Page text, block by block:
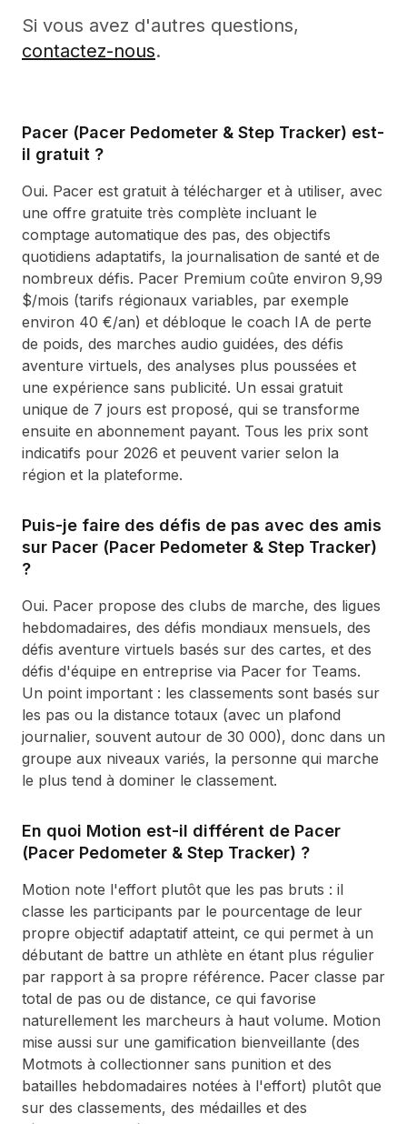
Si vous avez d'autres questions,
contactez-nous.
Pacer (Pacer Pedometer & Step Tracker) est-
il gratuit ?
Oui. Pacer est gratuit à télécharger et à utiliser, avec
une offre gratuite très complète incluant le
comptage automatique des pas, des objectifs
quotidiens adaptatifs, la journalisation de santé et de
nombreux défis. Pacer Premium coûte environ 9,99
$/mois (tarifs régionaux variables, par exemple
environ 40 €/an) et débloque le coach IA de perte
de poids, des marches audio guidées, des défis
aventure virtuels, des analyses plus poussées et
une expérience sans publicité. Un essai gratuit
unique de 7 jours est proposé, qui se transforme
ensuite en abonnement payant. Tous les prix sont
indicatifs pour 2026 et peuvent varier selon la
région et la plateforme.
Puis-je faire des défis de pas avec des amis
sur Pacer (Pacer Pedometer & Step Tracker)
?
Oui. Pacer propose des clubs de marche, des ligues
hebdomadaires, des défis mondiaux mensuels, des
défis aventure virtuels basés sur des cartes, et des
défis d'équipe en entreprise via Pacer for Teams.
Un point important : les classements sont basés sur
les pas ou la distance totaux (avec un plafond
journalier, souvent autour de 30 000), donc dans un
groupe aux niveaux variés, la personne qui marche
le plus tend à dominer le classement.
En quoi Motion est-il différent de Pacer
(Pacer Pedometer & Step Tracker) ?
Motion note l'effort plutôt que les pas bruts : il
classe les participants par le pourcentage de leur
propre objectif adaptatif atteint, ce qui permet à un
débutant de battre un athlète en étant plus régulier
par rapport à sa propre référence. Pacer classe par
total de pas ou de distance, ce qui favorise
naturellement les marcheurs à haut volume. Motion
mise aussi sur une gamification bienveillante (des
Motmots à collectionner sans punition et des
batailles hebdomadaires notées à l'effort) plutôt que
sur des classements, des médailles et des